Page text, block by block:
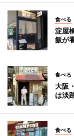
食べる
淀屋
飯が
食べる
大阪
は淡
食べる